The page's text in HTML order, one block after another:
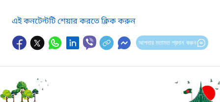
এই কনটেন্টটি শেয়ার করতে ক্লিক করুন
আপনার মতামত প্রদান করুন